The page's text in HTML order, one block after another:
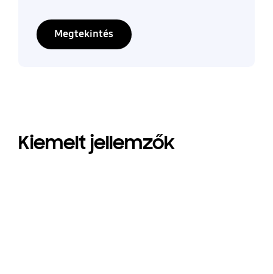
Megtekintés
Kiemelt jellemzők